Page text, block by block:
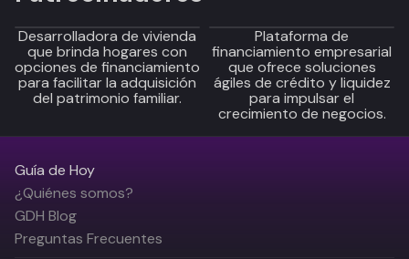
Desarrolladora de vivienda
que brinda hogares con
opciones de financiamiento
para facilitar la adquisición
del patrimonio familiar.
Plataforma de
financiamiento empresarial
que ofrece soluciones
ágiles de crédito y liquidez
para impulsar el
crecimiento de negocios.
Guía de Hoy
¿Quiénes somos?
GDH Blog
Preguntas Frecuentes